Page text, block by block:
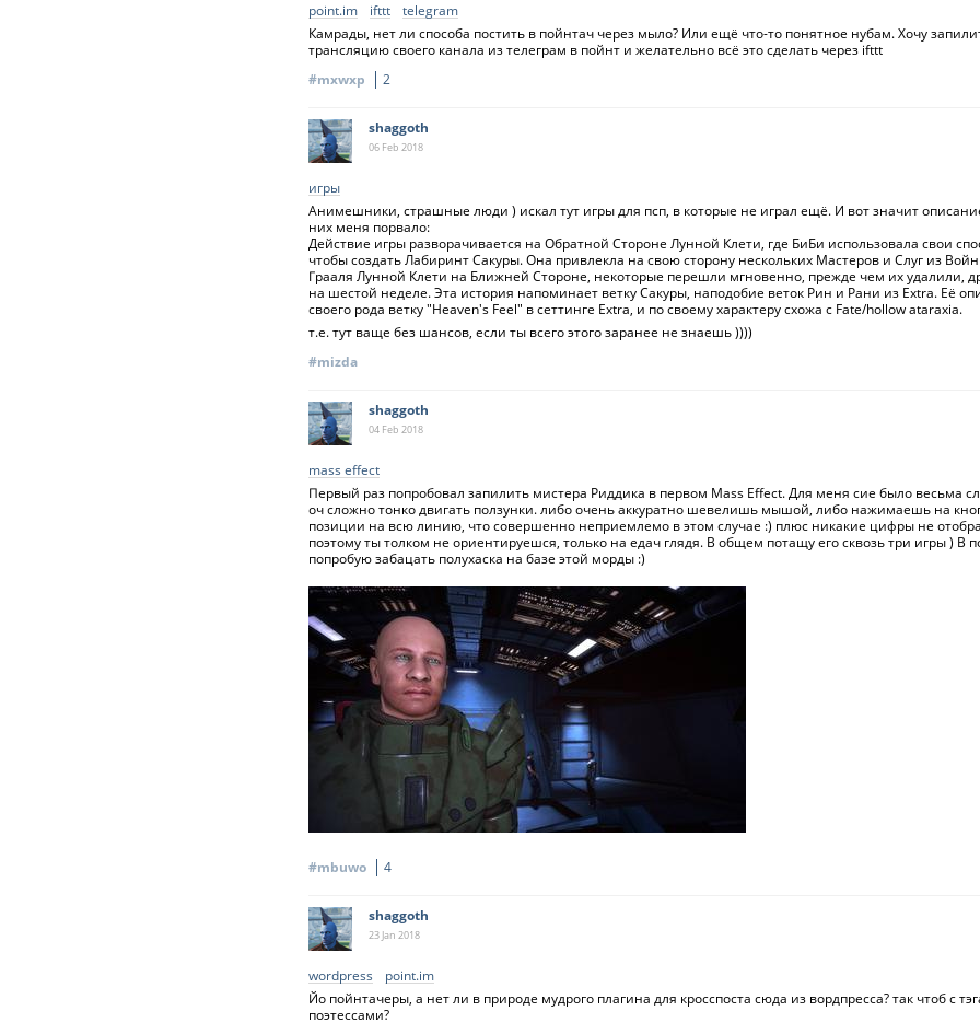
point.im ifttt
telegram
Камрады, нет ли способа постить в пойнтач через мыло? Или ещё что-то понятное нубам. Хочу
трансляцию своего канала из телеграм в пойнт и желательно всё это сделать через ifttt
#mxwxp
2
shaggoth
06 Feb 2018
игры
Анимешники, страшные люди ) искал тут игры для псп, в которые не играл ещё. И вот значит
них меня порвало:
Действие игры разворачивается на Обратной Стороне Лунной Клети, где БиБи использовала свои
чтобы создать Лабиринт Сакуры. Она привлекла на свою сторону нескольких Мастеров и Слуг из
Грааля Лунной Клети на Ближней Стороне, некоторые перешли мгновенно, прежде чем их удалили,
на шестой неделе. Эта история напоминает ветку Сакуры, наподобие веток Рин и Рани из Extra. Её
своего рода ветку "Heaven's Feel" в сеттинге Extra, и по своему характеру схожа с Fate/hollow ataraxia.
т.е. тут ваще без шансов, если ты всего этого заранее не знаешь ))))
#mizda
shaggoth
04 Feb 2018
mass effect
Первый раз попробовал запилить мистера Риддика в первом Mass Effect. Для меня сие было весьма
оч сложно тонко двигать ползунки. либо очень аккуратно шевелишь мышой, либо нажимаешь на
позиции на всю линию, что совершенно неприемлемо в этом случае :) плюс никакие цифры не
поэтому ты толком не ориентируешся, только на едач глядя. В общем потащу его сквозь три игры ) В
попробую забацать полухаска на базе этой морды :)
#mbuwo 4
shaggoth
23 Jan 2018
wordpress
point.im
Йо пойнтачеры, а нет ли в природе мудрого плагина для кросспоста сюда из вордпресса? так чтоб с
поэтессами?